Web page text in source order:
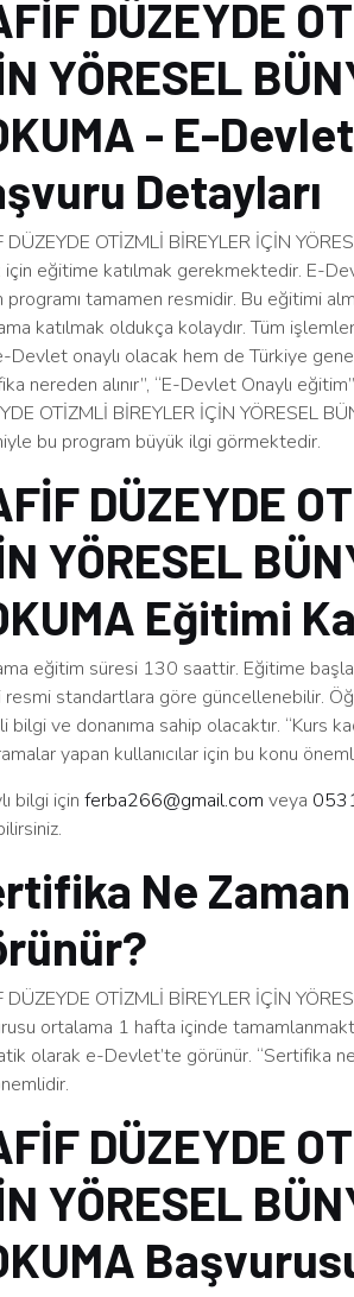
DÜZEYDE
YÖRESEL
- E-
Detayları
DÜZEYDE OTİZMLİ BİREYLER İÇİN
için eğitime katılmak gerekmektedir. E-
programı tamamen resmidir. Bu eğitimi
katılmak oldukça kolaydır. Tüm
Devlet onaylı olacak hem de Türkiye
nereden alınır”, “E-Devlet Onaylı
OTİZMLİ BİREYLER İÇİN YÖRESEL
bu program büyük ilgi görmektedir.
DÜZEYDE
YÖRESEL
Eğitimi
eğitim süresi 130 saattir. Eğitime
resmi standartlara göre güncellenebilir.
bilgi ve donanıma sahip olacaktır. “Kurs
yapan kullanıcılar için bu konu
bilgi için ferba266@gmail.com veya
Ne
DÜZEYDE OTİZMLİ BİREYLER İÇİN
ortalama 1 hafta içinde
olarak e-Devlet’te görünür. “Sertifika
DÜZEYDE
YÖRESEL